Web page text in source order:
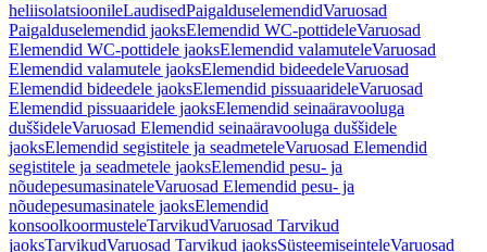
heliisolatsioonileLaudisedPaigalduselemendidVaruosad
Paigalduselemendid jaoksElemendid WC-pottideleVaruosad
Elemendid WC-pottidele jaoksElemendid valamuteleVaruosad
Elemendid valamutele jaoksElemendid bideedeleVaruosad
Elemendid bideedele jaoksElemendid pissuaarideleVaruosad
Elemendid pissuaaridele jaoksElemendid seinaäravooluga
duššideleVaruosad Elemendid seinaäravooluga duššidele
jaoksElemendid segistitele ja seadmeteleVaruosad Elemendid
segistitele ja seadmetele jaoksElemendid pesu- ja
nõudepesumasinateleVaruosad Elemendid pesu- ja
nõudepesumasinatele jaoksElemendid
konsoolkoormusteleTarvikudVaruosad Tarvikud
jaoksTarvikudVaruosad Tarvikud jaoksSüsteemiseinteleVaruosad